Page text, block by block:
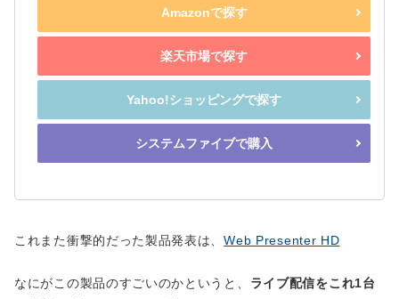
Amazonで探す
楽天市場で探す
Yahoo!ショッピングで探す
システムファイブで購入
これまた衝撃的だった製品発表は、Web Presenter HD
なにがこの製品のすごいのかというと、 ライブ配信をこれ1台